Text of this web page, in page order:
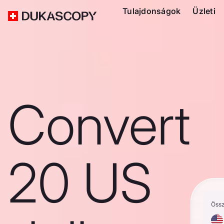
Tulajdonságok Üzleti
Convert
20 US